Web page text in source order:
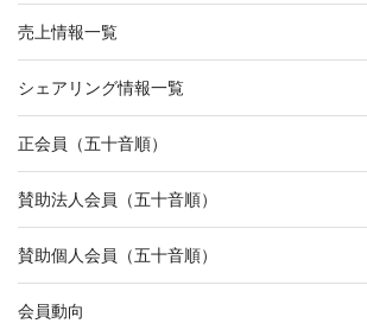
売上情報一覧
シェアリング情報一覧
正会員（五十音順）
賛助法人会員（五十音順）
賛助個人会員（五十音順）
会員動向